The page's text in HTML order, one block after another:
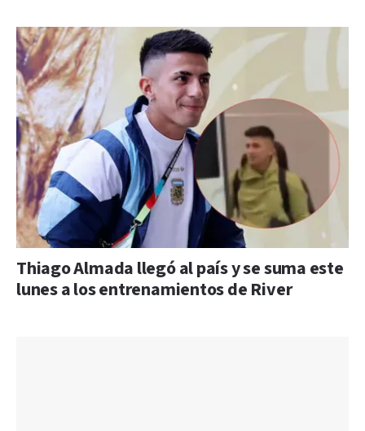
Thiago Almada llegó al país y se suma este
lunes a los entrenamientos de River